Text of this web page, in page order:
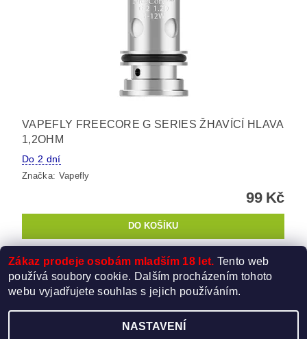
VAPEFLY FREECORE G SERIES ŽHAVÍCÍ HLAVA
1,2OHM
Do 2 dní
Značka: Vapefly
99 Kč
8položek celkem
Zákaz prodeje osobám mladším 18 let. Tento web
používá soubory cookie. Dalším procházením tohoto
webu vyjadřujete souhlas s jejich používáním.
NASTAVENÍ